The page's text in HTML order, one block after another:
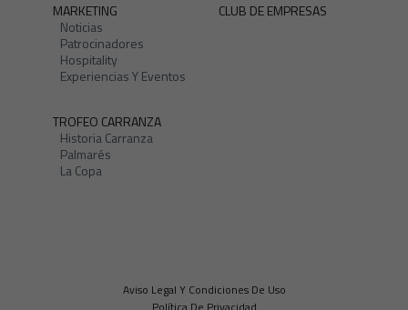
MARKETING
Noticias
Patrocinadores
Hospitality
Experiencias Y Eventos
CLUB DE EMPRESAS
TROFEO CARRANZA
Historia Carranza
Palmarés
La Copa
Aviso Legal Y Condiciones De Uso